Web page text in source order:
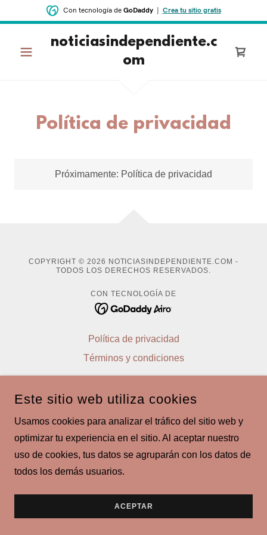
Con tecnología de GoDaddy| Crea tu sitio gratis
noticiasindependiente.c
om
Política de privacidad
Próximamente: Política de privacidad
COPYRIGHT © 2026 NOTICIASINDEPENDIENTE.COM -
TODOS LOS DERECHOS RESERVADOS.
CON TECNOLOGÍA DE
Política de privacidad
Términos y condiciones
Este sitio web utiliza cookies
Usamos cookies para analizar el tráfico del sitio web y
optimizar tu experiencia en el sitio. Al aceptar nuestro
uso de cookies, tus datos se agruparán con los datos de
todos los demás usuarios.
ACEPTAR